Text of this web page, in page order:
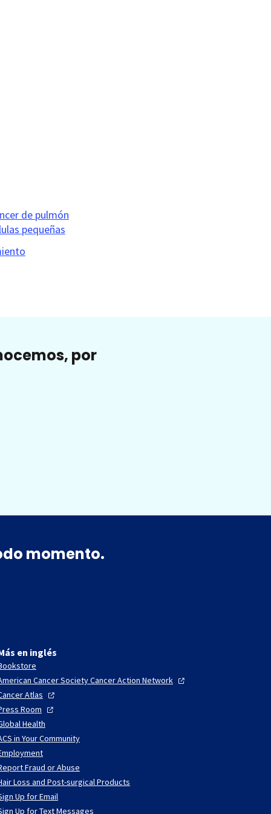
de pulmón
pequeñas
por
momento.
en inglés
Cancer Society Cancer Action Network
Atlas
Room
Health
in Your Community
Fraud or Abuse
Loss and Post-surgical Products
Up for Email
Up for Text Messages